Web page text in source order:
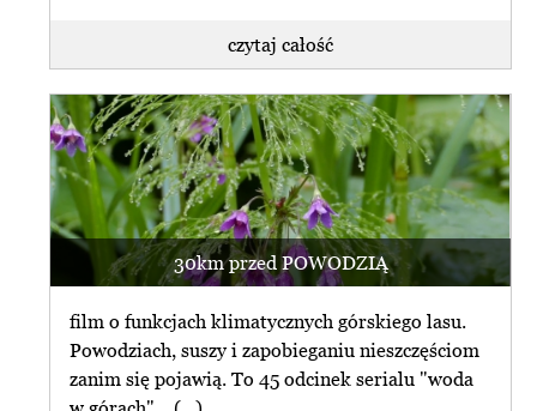
czytaj całość
30km przed POWODZIĄ
film o funkcjach klimatycznych górskiego lasu.
Powodziach, suszy i zapobieganiu nieszczęściom
zanim się pojawią. To 45 odcinek serialu "woda